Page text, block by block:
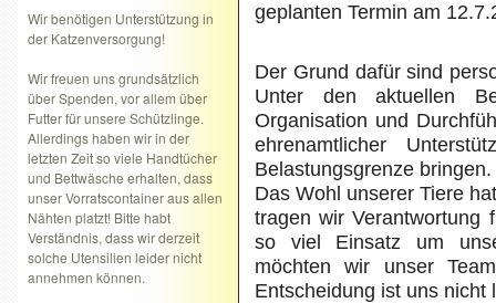
Wir benötigen Unterstützung in
der Katzenversorgung!
Wir freuen uns grundsätzlich
über Spenden, vor allem über
Futter für unsere Schützlinge.
Allerdings haben wir in der
letzten Zeit so viele Handtücher
und Bettwäsche erhalten, dass
unser Vorratscontainer aus allen
Nähten platzt! Bitte habt
Verständnis, dass wir derzeit
solche Utensilien leider nicht
annehmen können.
geplanten Termin am
Der Grund dafür sind
Unter den aktuellen
Organisation und
ehrenamtlicher
Belastungsgrenze bringen.
Das Wohl unserer Tiere
tragen wir Verantwortung
so viel Einsatz um
möchten wir unser
Entscheidung ist uns nicht